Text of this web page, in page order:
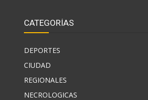
CATEGORÍAS
DEPORTES
CIUDAD
REGIONALES
NECROLOGICAS